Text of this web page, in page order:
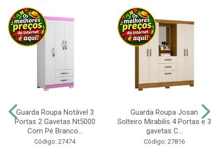
Guarda Roupa Notável 3
Portas 2 Gavetas Nt5000
Com Pé Branco...
Código: 27474
Guarda Roupa Josan
Solteiro Mirabilis 4 Portas e 3
gavetas C...
Código: 27816